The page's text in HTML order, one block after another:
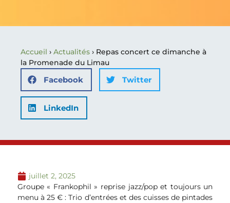
Accueil › Actualités › Repas concert ce dimanche à
la Promenade du Limau
Facebook Twitter
LinkedIn
juillet 2, 2025
Groupe « Frankophil » reprise jazz/pop et toujours un
menu à 25 € : Trio d’entrées et des cuisses de pintades